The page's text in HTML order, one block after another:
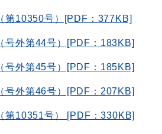
第10350号）[PDF：377KB]
号外第44号）[PDF：183KB]
号外第45号）[PDF：185KB]
号外第46号）[PDF：207KB]
第10351号） [PDF：330KB]